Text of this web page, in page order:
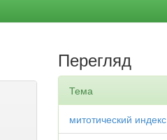
Перегляд
Тема
митотический индекс